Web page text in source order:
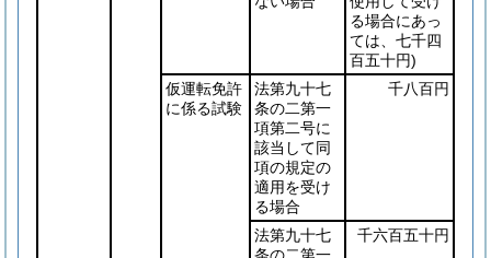
る場合にあっ
ては、七千四
百五十円)
仮運転免許
に係る試験
法第九十七
条の二第一
項第二号に
該当して同
項の規定の
適用を受け
る場合
千八百円
法第九十七
千六百五十円